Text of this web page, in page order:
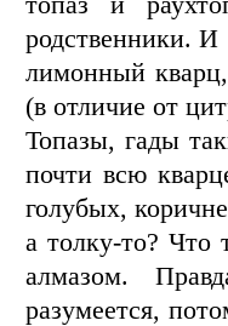
родственники. И
лимонный
(в отличие от
Топазы, гады
почти всю
голубых,
а толку-то? Что
алмазом.
разумеется,